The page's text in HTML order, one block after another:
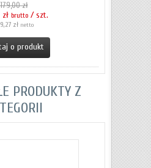
179,00 zł
brutto / szt.
zł netto
o produkt
PRODUKTY Z